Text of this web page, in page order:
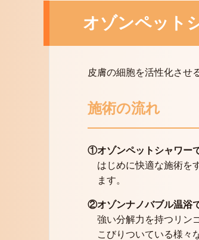
オゾンペット
皮膚の細胞を活性化させ
施術の流れ
①オゾンペットシャワー
はじめに快適な施術を
ます。
②オゾンナノバブル温浴
強い分解力を持つリン
こびりついている様々